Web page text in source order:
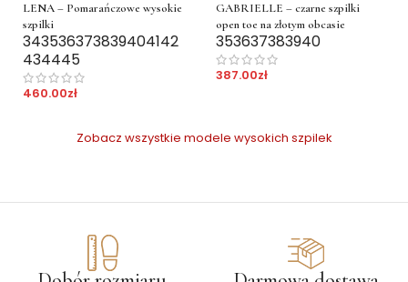
LENA – Pomarańczowe wysokie
szpilki
343536373839404142
434445
460.00zł
GABRIELLE – czarne szpilki
open toe na złotym obcasie
353637383940
387.00zł
Zobacz wszystkie modele wysokich szpilek